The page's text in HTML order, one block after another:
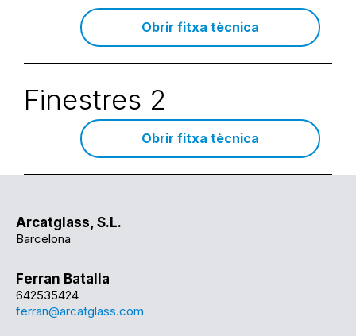
Obrir fitxa tècnica
Finestres 2
Obrir fitxa tècnica
Arcatglass, S.L.
Barcelona
Ferran Batalla
642535424
ferran@arcatglass.com